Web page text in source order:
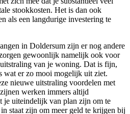
stookkosten. Het is dan ook
als een langdurige investering te
in Doldersum zijn er nog andere
gewoonlijk namelijk ook voor
van je woning. Dat is fijn,
wat er zo mooi mogelijk uit ziet.
nieuwe uitstraling voordelen met
werken immers altijd
je uiteindelijk van plan zijn om te
staat zijn om meer geld te krijgen bij